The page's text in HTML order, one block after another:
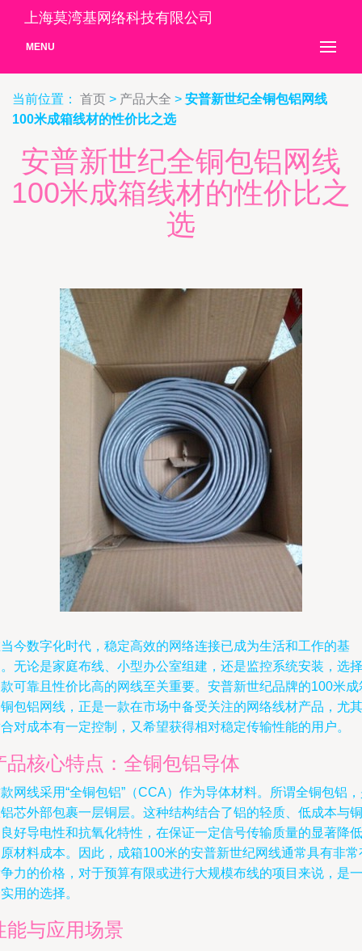
上海莫湾基网络科技有限公司
MENU
当前位置： 首页 > 产品大全 > 安普新世纪全铜包铝网线
100米成箱线材的性价比之选
安普新世纪全铜包铝网线
100米成箱线材的性价比之
选
今数字化时代，稳定高效的网络连接已成为生活和工作的基
无论是家庭布线、小型办公室组建，还是监控系统安装，选择
可靠且性价比高的网线至关重要。安普新世纪品牌的100米成
包铝网线，正是一款在市场中备受关注的网络线材产品，尤其
对成本有一定控制，又希望获得相对稳定传输性能的用户。
品核心特点：全铜包铝导体
网线采用“全铜包铝”（CCA）作为导体材料。所谓全铜包铝
芯外部包裹一层铜层。这种结构结合了铝的轻质、低成本与铜
好导电性和抗氧化特性，在保证一定信号传输质量的显著降低
材料成本。因此，成箱100米的安普新世纪网线通常具有非常
力的价格，对于预算有限或进行大规模布线的项目来说，是一
用的选择。
能与应用场景